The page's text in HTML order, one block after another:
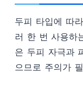
두피 타입에 따
러 한 번 사용하
은 두피 자극과
으므로 주의가